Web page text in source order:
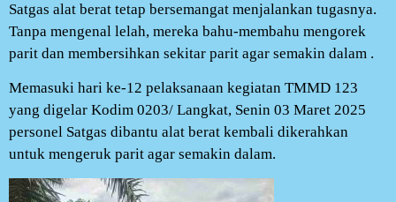
Satgas alat berat tetap bersemangat menjalankan tugasnya.
Tanpa mengenal lelah, mereka bahu-membahu mengorek
parit dan membersihkan sekitar parit agar semakin dalam .
Memasuki hari ke-12 pelaksanaan kegiatan TMMD 123
yang digelar Kodim 0203/ Langkat, Senin 03 Maret 2025
personel Satgas dibantu alat berat kembali dikerahkan
untuk mengeruk parit agar semakin dalam.